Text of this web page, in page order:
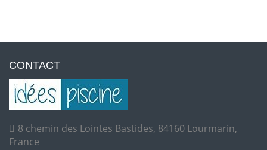
CONTACT
8 chemin des Lointes Bastides, 84160 Lourmarin,
France